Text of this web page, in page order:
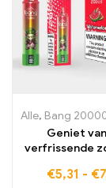
Alle, Bang
Geniet
verfrissende
20000
€5,31 - €